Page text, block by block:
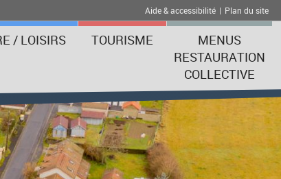
Aide & accessibilité | Plan du site
/ LOISIRS TOURISME
MENUS
RESTAURATION
COLLECTIVE